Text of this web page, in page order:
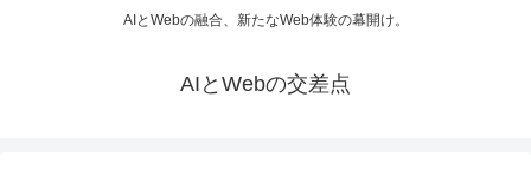
AIとWebの融合、新たなWeb体験の幕開け。
AIとWebの交差点